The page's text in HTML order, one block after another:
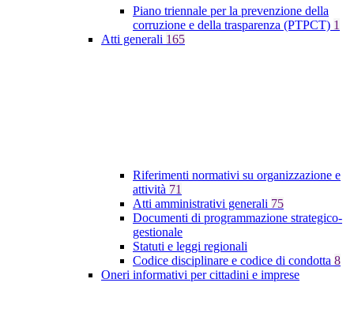
Piano triennale per la prevenzione della
corruzione e della trasparenza (PTPCT) 1
Atti generali 165
Riferimenti normativi su organizzazione e
attività 71
Atti amministrativi generali 75
Documenti di programmazione strategico-
gestionale
Statuti e leggi regionali
Codice disciplinare e codice di condotta 8
Oneri informativi per cittadini e imprese